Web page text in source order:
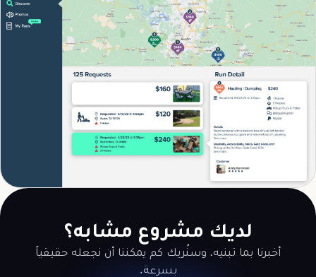
لديك مشروع مشابه؟
أخبرنا بما تبنيه، وسنُريك كم يمكننا أن نجعله حقيقياً
بسرعة.